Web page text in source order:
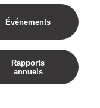
Événements
Rapports
annuels